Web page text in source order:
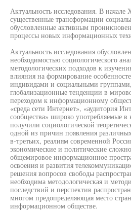
Актуальность исследования. В начале
существенные трансформации
обусловленные активным
процессы новых информационных
Актуальность исследования
необходимостью социологического
методологических подходов к
влияния на формирование
индивидами и социальными
глобализационные тенденции в
переходом к информационному
«среда сети Интернет», «аудитория
сообщества» широко употребляемые в
получили социологической
одной из причин появления
в-третьих, реалиям современной
экономические и политические
общемировое информационное
освоения и развития
решения вопросов свободы
необходима методологическая и
последствий и перспектив
многом предопределяющая место
информационном обществе.